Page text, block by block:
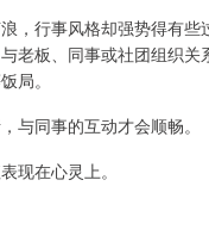
，行事风格却强势得有些
老板、同事或社团组织关
局。
与同事的互动才会顺畅。
现在心灵上。